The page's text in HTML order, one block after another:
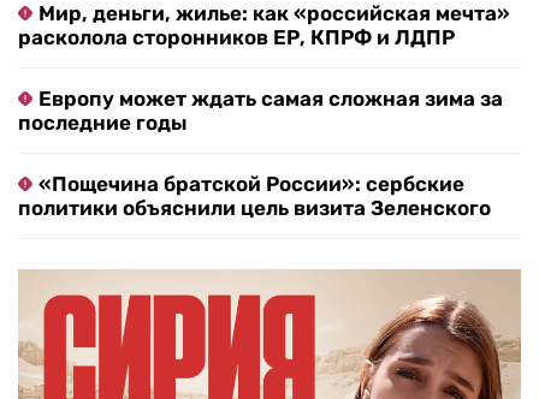
Мир, деньги, жилье: как «российская мечта»
расколола сторонников ЕР, КПРФ и ЛДПР
Европу может ждать самая сложная зима за
последние годы
«Пощечина братской России»: сербские
политики объяснили цель визита Зеленского